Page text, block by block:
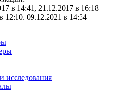
в 14:41, 21.12.2017 в 16:18
12:10, 09.12.2021 в 14:34
исследования